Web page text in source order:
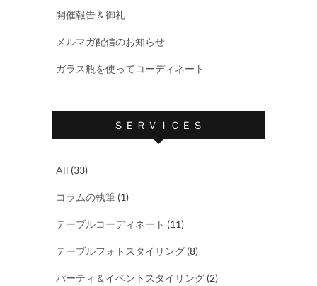
開催報告＆御礼
メルマガ配信のお知らせ
ガラス瓶を使ってコーディネート
ＳＥＲＶＩＣＥＳ
All (33)
コラムの執筆 (1)
テーブルコーディネート (11)
テーブルフォトスタイリング (8)
パーティ＆イベントスタイリング (2)